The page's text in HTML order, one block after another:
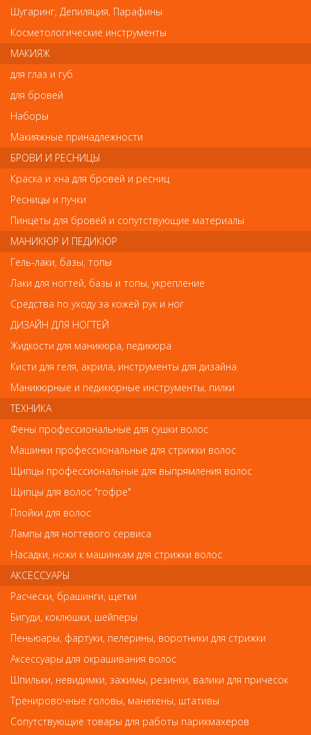
Питает, смягчает, омолаживает кожу рук и улучшает состояние
ногтей. Содержит натуральные растительные масла карите,
макадамии, какао, сладкого миндаля. Восстанавливает
структуру верхнего слоя эпидермиса кожи рук и обеспечивает
дополнительную защиту от негативного влияния окружающей
среды. Прекрасно увлажняет кожу рук, придавая ей мягкость и
нежность.
Применение:
рук, провести экспресс-массаж в течение 3-5 минут до полного
впитывания
Особенности:мощный anti-age эффект. Рекомендовать для
тонкой, сухой, чувствительной кожи, склонной к частому
шелушению.
Масла входящие в состав:
ши, макадамии, какао, сладкого
миндаля
Отзывы
Ваш отзыв станет первым
Напишите свой отзыв
Комментарий
Имя
Код
Обратите внимание
Внешний вид товара «Aravia Крем для рук с маслом макадамии и
карите 100мл» может отличаться от фотографий на сайте.
товара с фотографиями и описанием на сайте не является
показателем ненадлежащего качества товара.
Так же советуем посмотреть
Шугаринг, Депиляция, Парафины
Косметологические инструменты
МАКИЯЖ
для глаз и губ
для бровей
Наборы
Макияжные принадлежности
БРОВИ И РЕСНИЦЫ
Краска и хна для бровей и ресниц
Ресницы и пучки
Пинцеты для бровей и сопутствующие материалы
МАНИКЮР И ПЕДИКЮР
Гель-лаки, базы, топы
Лаки для ногтей, базы и топы, укрепление
Средства по уходу за кожей рук и ног
ДИЗАЙН ДЛЯ НОГТЕЙ
Жидкости для маникюра, педикюра
Кисти для геля, акрила, инструменты для дизайна
Маникюрные и педикюрные инструменты, пилки
ТЕХНИКА
Фены профессиональные для сушки волос
Машинки профессиональные для стрижки волос
Щипцы профессиональные для выпрямления волос
Щипцы для волос "гофре"
Плойки для волос
Лампы для ногтевого сервиса
Насадки, ножи к машинкам для стрижки волос
АКСЕССУАРЫ
Расчески, брашинги, щетки
Бигуди, коклюшки, шейперы
Пеньюары, фартуки, пелерины, воротники для стрижки
Аксессуары для окрашивания волос
Шпильки, невидимки, зажимы, резинки, валики для причесок
Тренировочные головы, манекены, штативы
Сопутствующие товары для работы парикмахеров